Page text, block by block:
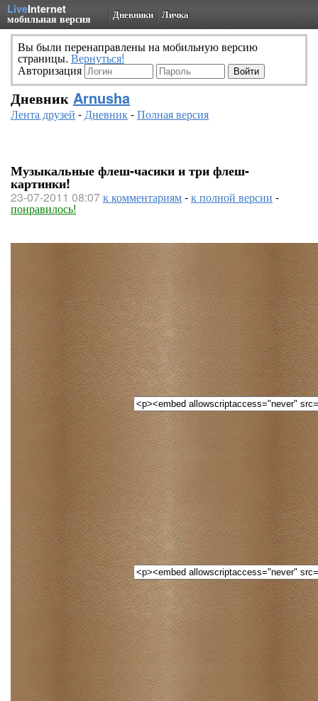
LiveInternet
мобильная версия Дневники Личка
Вы были перенаправлены на мобильную версию
страницы. Вернуться!
Авторизация
Дневник Arnusha
Лента друзей -Дневник-Полная версия
Музыкальные флеш-часики и три флеш-
картинки!
23-07-2011 08:07к комментариям-к полной версии -
понравилось!